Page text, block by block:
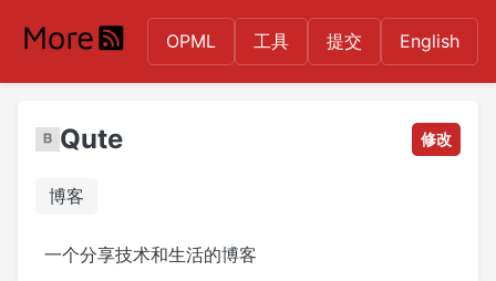
OPML 工具 提交 English
Qute 修改
博客
一个分享技术和生活的博客